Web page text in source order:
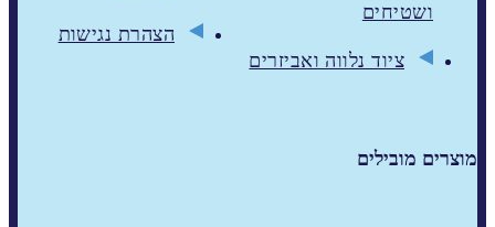
הצהרת נגישות
ושטיחים
ציוד נלווה ואביזרים
מוצרים מובילים